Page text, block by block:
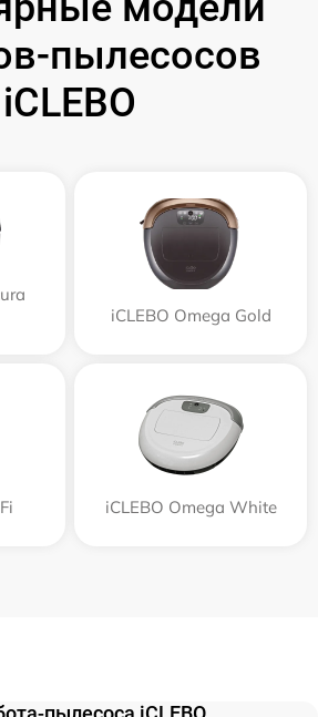
пылесосов
iCLEBO
iCLEBO Omega Gold
iCLEBO Omega White